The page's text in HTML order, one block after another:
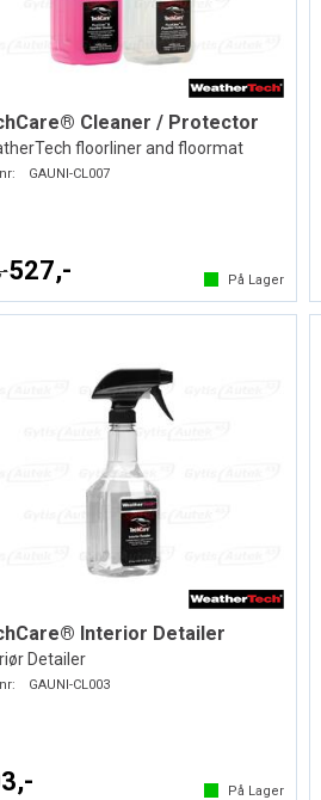
Cleaner / Protector
floorliner and floormat
GAUNI-CL007
527,- På Lager
Interior Detailer
Detailer
GAUNI-CL003
På Lager